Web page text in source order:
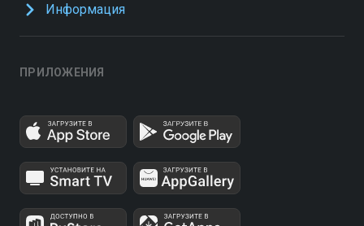
Информация
ПРИЛОЖЕНИЯ